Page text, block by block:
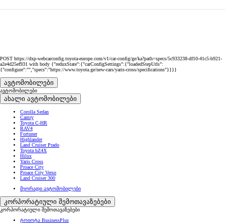
POST https://dxp-webcarconfig.toyota-europe.com/v1/car-config/ge/ka?path=specs/5c933238-df10-41c5-b921-
a2e4d25ef931 with body {"reduxState":{"carConfigSettings":{"loadedStepUrls":
{"configure":"","specs":"https://www.toyota.ge/new-cars/yaris-cross/specifications"}}}}
ავტომობილები
ავტომობილები
ახალი ავტომობილები
Corolla Sedan
Camry
Toyota C-HR
RAV4
Fortuner
Highlander
Land Cruiser Prado
Toyota bZ4X
Hilux
Yaris Cross
Proace City
Proace City Verso
Land Cruiser 300
მეორადი ავტომობილები
კორპორატიული შემოთავაზებები
კორპორატიული შემოთავაზებები
ტოიოტა BusinessPlus